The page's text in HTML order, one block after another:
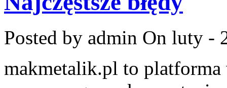
Posted by admin On luty -
makmetalik.pl to